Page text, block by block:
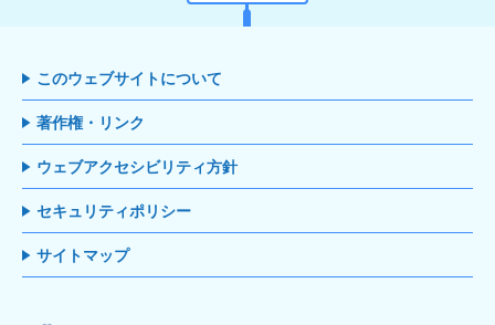
このウェブサイトについて
著作権・リンク
ウェブアクセシビリティ方針
セキュリティポリシー
サイトマップ